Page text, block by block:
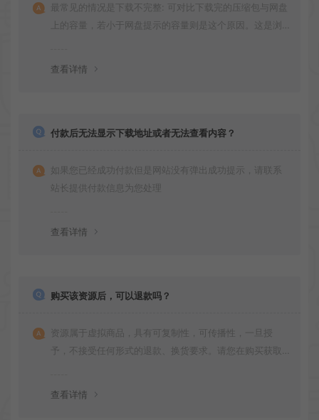
最常见的情况是下载不完整: 可对比下载完的压缩包与网盘
上的容量，若小于网盘提示的容量则是这个原因。这是浏
查看详情
付款后无法显示下载地址或者无法查看内容？
如果您已经成功付款但是网站没有弹出成功提示，请联系
站长提供付款信息为您处理
查看详情
购买该资源后，可以退款吗？
资源属于虚拟商品，具有可复制性，可传播性，一旦授
予，不接受任何形式的退款、换货要求。请您在购买获取
查看详情